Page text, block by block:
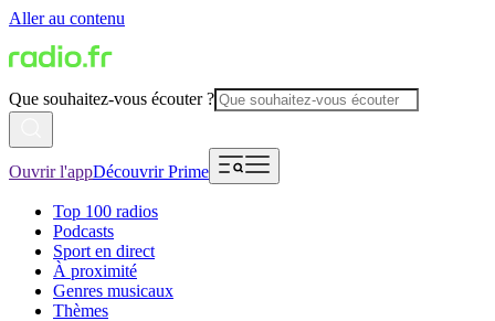
Aller au contenu
Que souhaitez-vous écouter ?
Ouvrir l'appDécouvrir Prime
Top 100 radios
Podcasts
Sport en direct
À proximité
Genres musicaux
Thèmes